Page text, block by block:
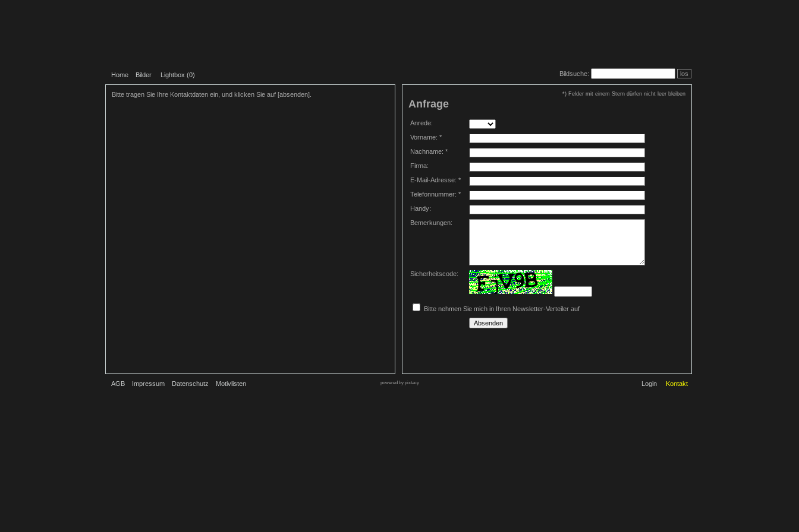
Home Bilder Lightbox (0) Bildsuche: los
AGB Impressum Datenschutz Motivlisten powered by pixtacy Login Kontakt
Bitte tragen Sie Ihre Kontaktdaten ein, und klicken Sie auf [absenden]. *) Felder mit einem Stern dürfen nicht leer bleiben
Anfrage
Anrede:
Vorname: *
Nachname: *
Firma:
E-Mail-Adresse: *
Telefonnummer: *
Handy:
Bemerkungen:
Sicherheitscode:
Bitte nehmen Sie mich in Ihren Newsletter-Verteiler auf